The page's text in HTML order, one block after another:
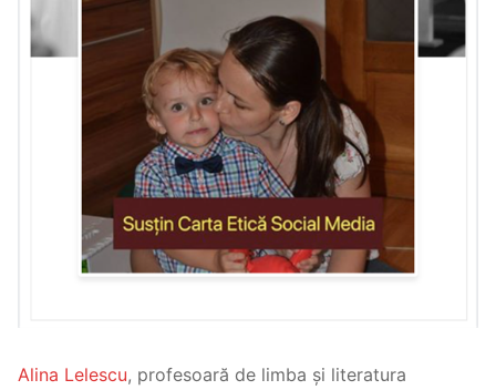
Alina Lelescu, profesoară de limba și literatura